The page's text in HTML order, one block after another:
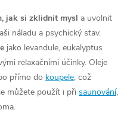
jak si zklidnit mysl a uvolnit
náladu a psychický stav.
jako levandule, eukalyptus
relaxačními účinky. Oleje
přímo do koupele, což
můžete použít i při saunování,